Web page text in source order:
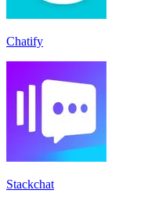
Chatify
Stackchat